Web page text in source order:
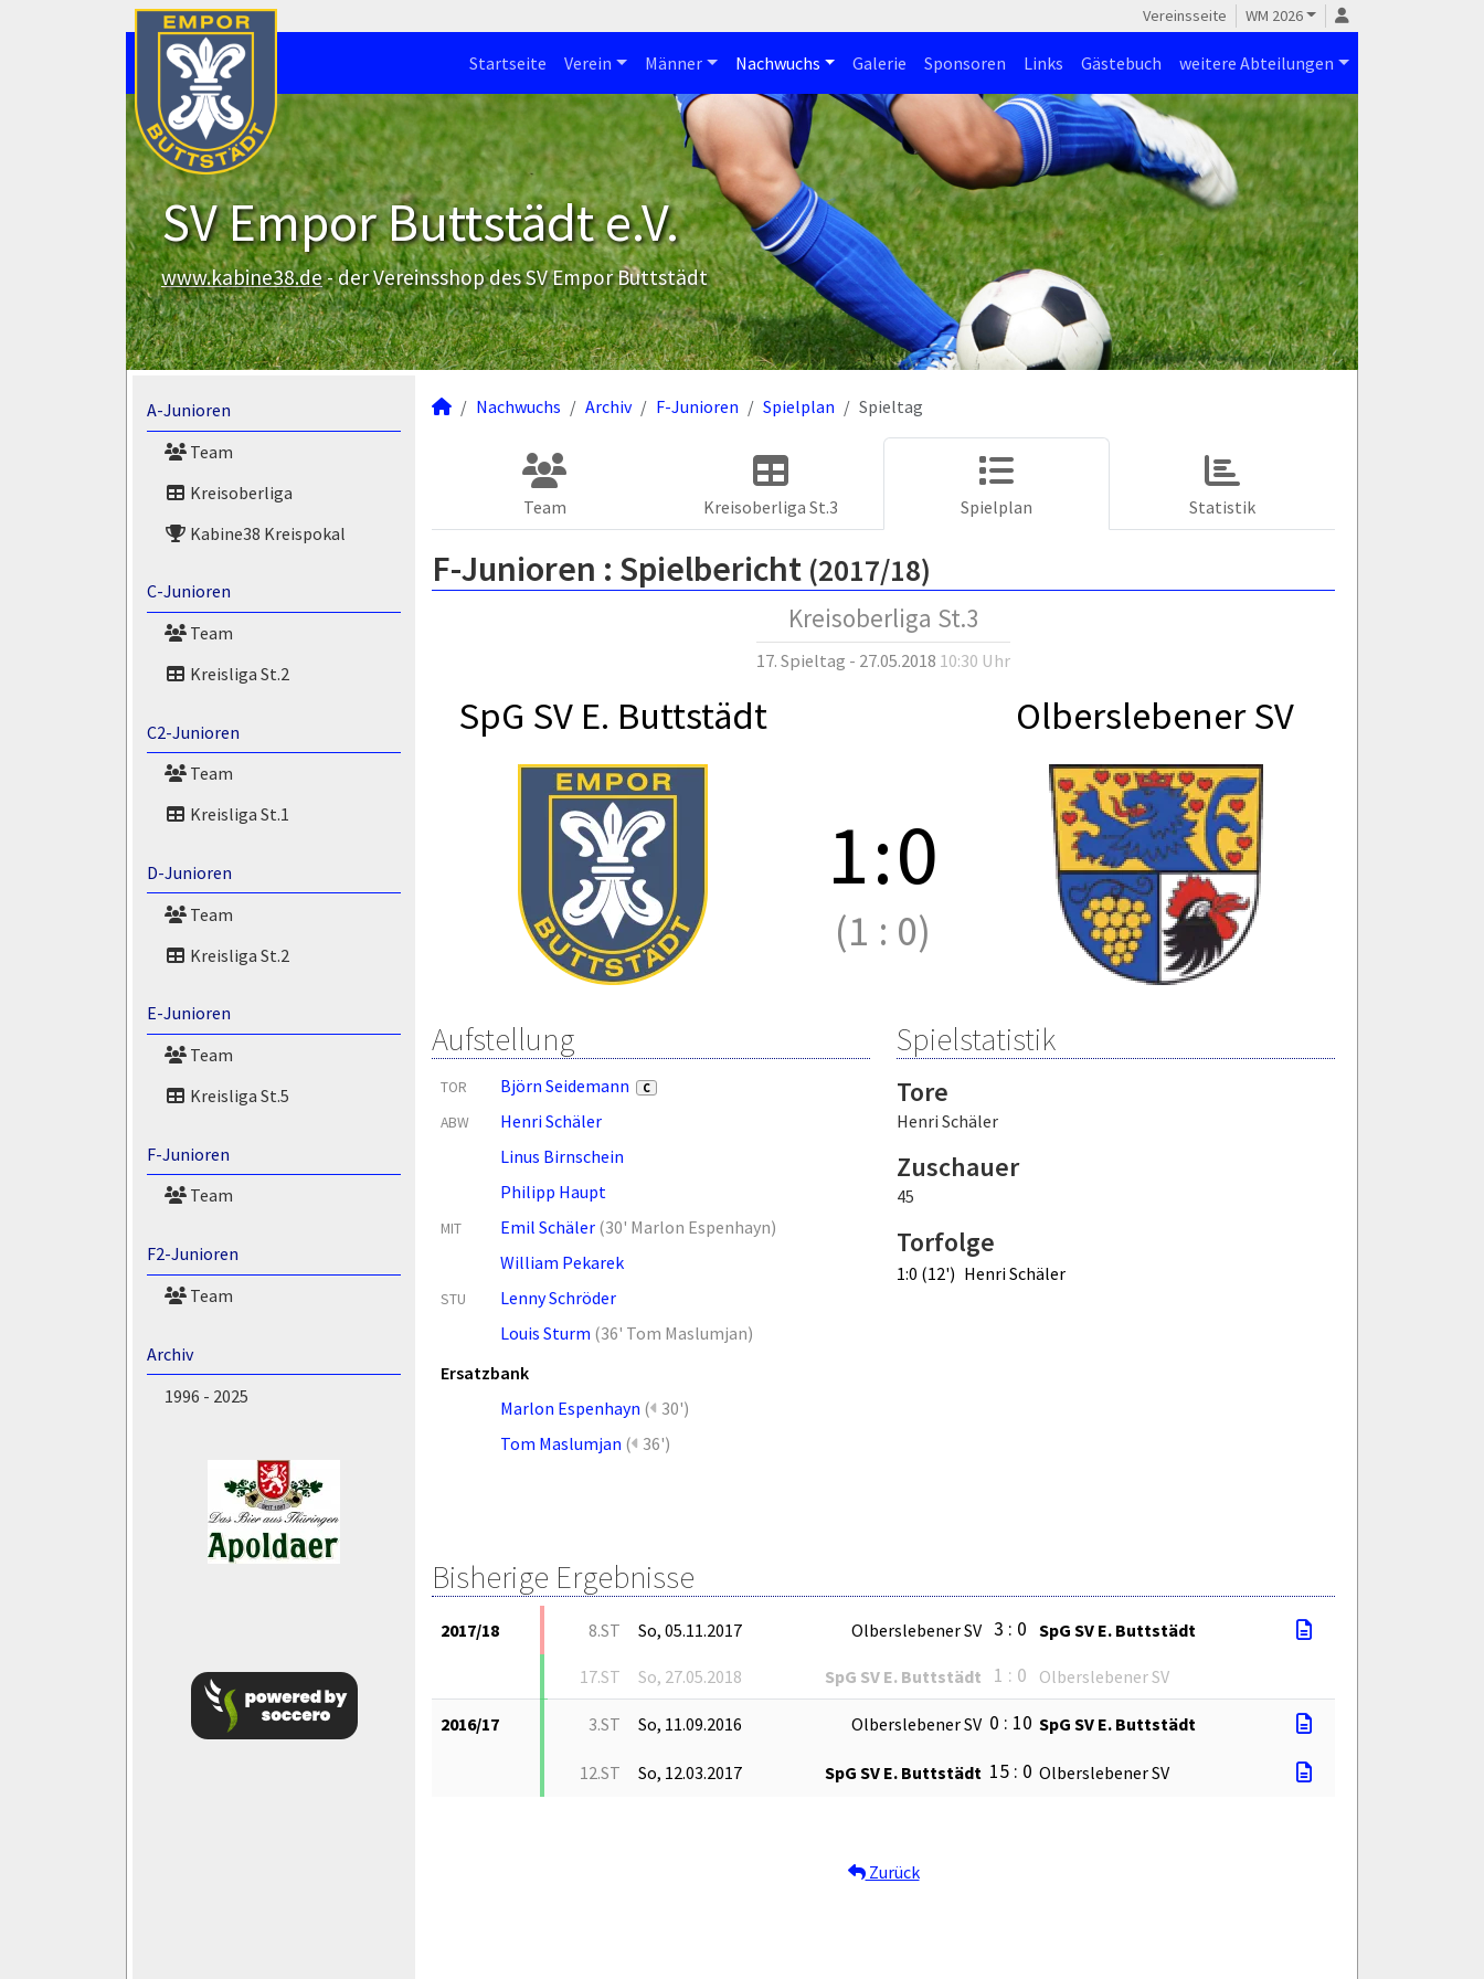
Vereinsseite WM 2026
Startseite Verein Männer Nachwuchs Galerie Sponsoren Links Gästebuch weitere Abteilungen
SV Empor Buttstädt e.V.
www.kabine38.de- der Vereinsshop des SV Empor Buttstädt
A-Junioren
Team
Kreisoberliga
Kabine38 Kreispokal
C-Junioren
Team
Kreisliga St.2
C2-Junioren
Team
Kreisliga St.1
D-Junioren
Team
Kreisliga St.2
E-Junioren
Team
Kreisliga St.5
F-Junioren
Team
F2-Junioren
Team
Archiv
1996 - 2025
Nachwuchs Archiv F-Junioren Spielplan Spieltag
Team Kreisoberliga St.3 Spielplan Statistik
F-Junioren : Spielbericht (2017/18)
Kreisoberliga St.3
17. Spieltag - 27.05.2018 10:30 Uhr
SpG SV E. Buttstädt Olberslebener SV
1:0
(1 : 0)
Aufstellung
TOR Björn Seidemann C
ABW
Henri Schäler
Linus Birnschein
Philipp Haupt
MIT Emil Schäler (30' Marlon Espenhayn)
William Pekarek
STU
Lenny Schröder
Louis Sturm (36' Tom Maslumjan)
Ersatzbank
Marlon Espenhayn ( 30')
Tom Maslumjan ( 36')
Spielstatistik
Tore
Henri Schäler
Zuschauer
45
Torfolge
1:0 (12') Henri Schäler
Bisherige Ergebnisse
2017/18 8.ST So, 05.11.2017 Olberslebener SV 3 : 0 SpG SV E. Buttstädt
17.ST So, 27.05.2018 SpG SV E. Buttstädt 1 : 0 Olberslebener SV
2016/17 3.ST So, 11.09.2016 Olberslebener SV 0 : 10 SpG SV E. Buttstädt
12.ST So, 12.03.2017 SpG SV E. Buttstädt 15 : 0 Olberslebener SV
Zurück